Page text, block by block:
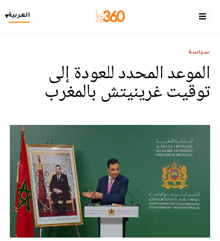
العربية▾
سياسة
الموعد المحدد للعودة إلى
توقيت غرينيتش بالمغرب